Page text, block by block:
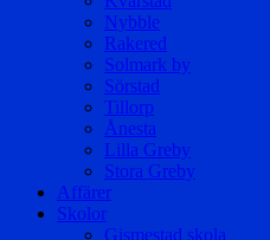
Nybble
Rakered
Solmark by
Sörstad
Tillorp
Ånesta
Lilla Greby
Stora Greby
Affärer
Skolor
Gismestad skola